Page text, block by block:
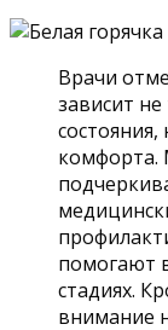
Врачи
зависит
состояния,
комфорта.
помогают
стадиях.
внимание